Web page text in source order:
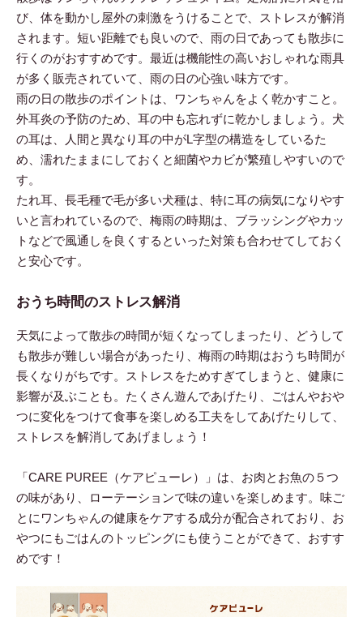
び、体を動かし屋外の刺激をうけることで、ストレスが解消
されます。短い距離でも良いので、雨の日であっても散歩に
行くのがおすすめです。最近は機能性の高いおしゃれな雨具
が多く販売されていて、雨の日の心強い味方です。
雨の日の散歩のポイントは、ワンちゃんをよく乾かすこと。
外耳炎の予防のため、耳の中も忘れずに乾かしましょう。犬
の耳は、人間と異なり耳の中がL字型の構造をしているた
め、濡れたままにしておくと細菌やカビが繁殖しやすいので
す。
たれ耳、長毛種で毛が多い犬種は、特に耳の病気になりやす
いと言われているので、梅雨の時期は、ブラッシングやカッ
トなどで風通しを良くするといった対策も合わせてしておく
と安心です。
おうち時間のストレス解消
天気によって散歩の時間が短くなってしまったり、どうして
も散歩が難しい場合があったり、梅雨の時期はおうち時間が
長くなりがちです。ストレスをためすぎてしまうと、健康に
影響が及ぶことも。たくさん遊んであげたり、ごはんやおや
つに変化をつけて食事を楽しめる工夫をしてあげたりして、
ストレスを解消してあげましょう！
「CARE PUREE（ケアピューレ）」は、お肉とお魚の５つ
の味があり、ローテーションで味の違いを楽しめます。味ご
とにワンちゃんの健康をケアする成分が配合されており、お
やつにもごはんのトッピングにも使うことができて、おすす
めです！